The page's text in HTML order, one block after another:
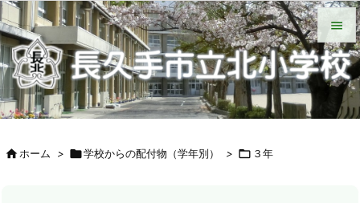


メニュ

サイド
HOME 北小について 今日の北小 緊急時の対応
各種説明会
ＰＴＡ手帳（Web版）
ＰＴＡの窓
いじめ防止基本方針
学校からの配付物（学年別）
タブレット端末wifi接続手段
ホーム > 学校からの配付物（学年別） >  ３年